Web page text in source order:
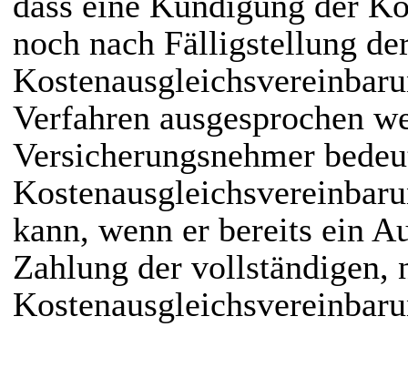
noch nach Fälligstellung
Verfahren ausgesprochen
Versicherungsnehmer
kann, wenn er bereits ein
Zahlung der vollständigen,